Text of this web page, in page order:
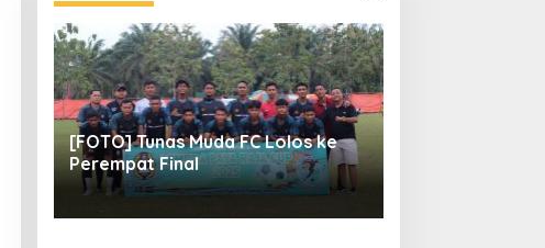
[FOTO] Tunas Muda FC Lolos ke
Perempat Final